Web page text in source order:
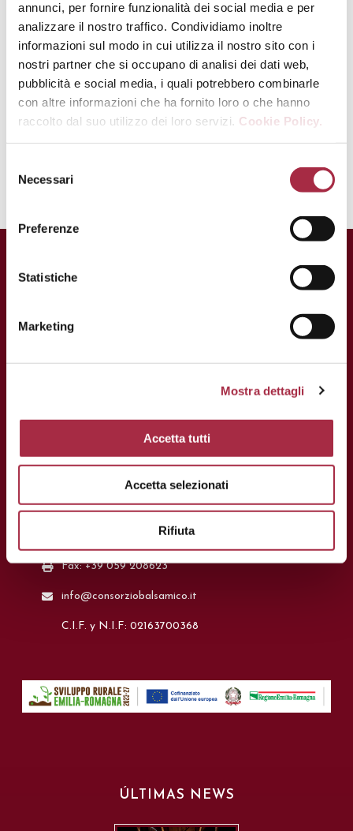
annunci, per fornire funzionalità dei social media e per
analizzare il nostro traffico. Condividiamo inoltre
informazioni sul modo in cui utilizza il nostro sito con i
nostri partner che si occupano di analisi dei dati web,
pubblicità e social media, i quali potrebbero combinarle
con altre informazioni che ha fornito loro o che hanno
raccolto dal suo utilizzo dei loro servizi. Cookie Policy.
Necessari
Preferenze
Statistiche
Marketing
Mostra dettagli
Accetta tutti
Accetta selezionati
Rifiuta
salarlos un poco.
Servir las albóndigas calientes,
acompañadas con verduras y crème
fraiche.
Rociar con gotas deVinagre
CONTACTOS
Via Ganaceto, 113 – 41121 Modena
Tel.: +39 059 208621
Fax: +39 059 208623
info@consorziobalsamico.it
C.I.F. y N.I.F: 02163700368
ÚLTIMAS NEWS